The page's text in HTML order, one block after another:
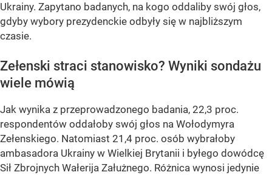
Ukrainy. Zapytano badanych, na kogo oddaliby swój głos,
gdyby wybory prezydenckie odbyły się w najbliższym
czasie.
Zełenski straci stanowisko? Wyniki sondażu
wiele mówią
Jak wynika z przeprowadzonego badania, 22,3 proc.
respondentów oddałoby swój głos na Wołodymyra
Zełenskiego. Natomiast 21,4 proc. osób wybrałoby
ambasadora Ukrainy w Wielkiej Brytanii i byłego dowódcę
Sił Zbrojnych Wałerija Załużnego. Różnica wynosi jedynie